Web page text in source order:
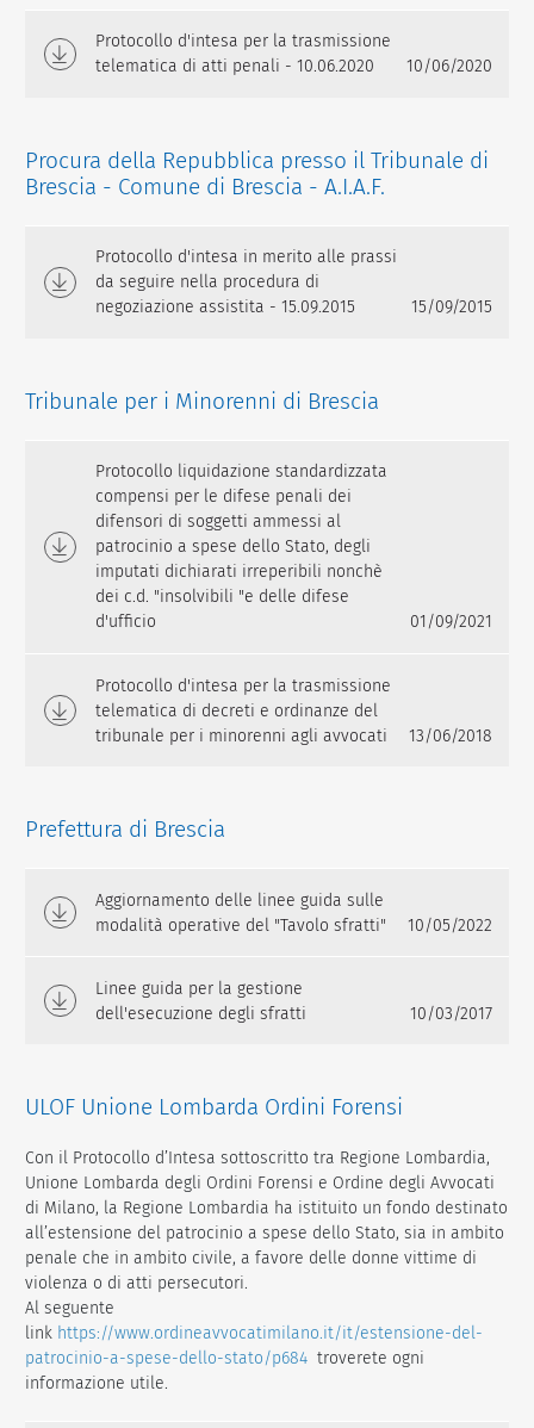
Protocollo d'intesa per la trasmissione
telematica di atti penali - 10.06.2020
10/06/2020
Procura della Repubblica presso il Tribunale di
Brescia - Comune di Brescia - A.I.A.F.
Protocollo d'intesa in merito alle prassi
da seguire nella procedura di
negoziazione assistita - 15.09.2015
15/09/2015
Tribunale per i Minorenni di Brescia
Protocollo liquidazione standardizzata
compensi per le difese penali dei
difensori di soggetti ammessi al
patrocinio a spese dello Stato, degli
imputati dichiarati irreperibili nonchè
dei c.d. "insolvibili "e delle difese
d'ufficio
01/09/2021
Protocollo d'intesa per la trasmissione
telematica di decreti e ordinanze del
tribunale per i minorenni agli avvocati
13/06/2018
Prefettura di Brescia
Aggiornamento delle linee guida sulle
modalità operative del "Tavolo sfratti"
10/05/2022
Linee guida per la gestione
dell'esecuzione degli sfratti
10/03/2017
ULOF Unione Lombarda Ordini Forensi
Con il Protocollo d’Intesa sottoscritto tra Regione Lombardia,
Unione Lombarda degli Ordini Forensi e Ordine degli Avvocati
di Milano, la Regione Lombardia ha istituito un fondo destinato
all’estensione del patrocinio a spese dello Stato, sia in ambito
penale che in ambito civile, a favore delle donne vittime di
violenza o di atti persecutori.
Al seguente
link https://www.ordineavvocatimilano.it/it/estensione-del-
patrocinio-a-spese-dello-stato/p684 troverete ogni
informazione utile.